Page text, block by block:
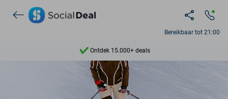
Bereikbaar tot 21:00
Ontdek 15.000+ deals
7 dagen per week beschikbaar
10+ miljoen leden